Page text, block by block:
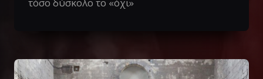
τόσο δύσκολο το «όχι»